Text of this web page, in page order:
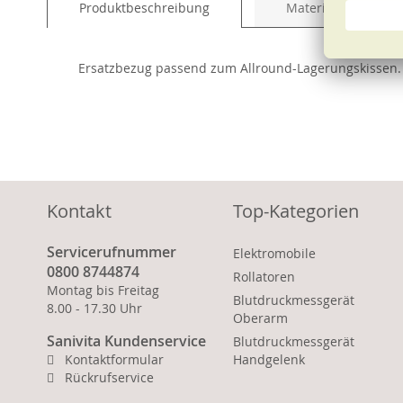
gallery
Produktbeschreibung Material und Pflege
Ersatzbezug passend zum Allround-Lagerungskissen.
Kontakt
Servicerufnummer
0800 8744874
Montag bis Freitag
8.00 - 17.30 Uhr
Sanivita Kundenservice
Kontaktformular
Rückrufservice
Top-Kategorien
Elektromobile
Rollatoren
Blutdruckmessgerät
Oberarm
Blutdruckmessgerät
Handgelenk